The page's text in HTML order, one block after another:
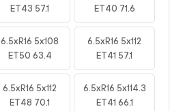
ET43 57.1
ET40 71.6
6.5xR16 5x108
ET50 63.4
6.5xR16 5x112
ET41 57.1
6.5xR16 5x112
ET48 70.1
6.5xR16 5x114.3
ET41 66.1